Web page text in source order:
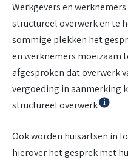
Werkgevers en
structureel overwerk en te
sommige plekken het
en werknemers moeizaam
afgesproken dat overwerk
vergoeding in aanmerking
structureel overwerk
Info
.
Ook worden huisartsen in
hierover het gesprek met